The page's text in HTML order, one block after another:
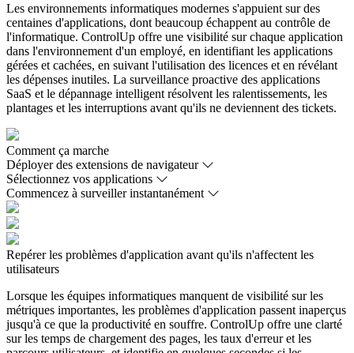
Les environnements informatiques modernes s'appuient sur des
centaines d'applications, dont beaucoup échappent au contrôle de
l'informatique. ControlUp offre une visibilité sur chaque application
dans l'environnement d'un employé, en identifiant les applications
gérées et cachées, en suivant l'utilisation des licences et en révélant
les dépenses inutiles. La surveillance proactive des applications
SaaS et le dépannage intelligent résolvent les ralentissements, les
plantages et les interruptions avant qu'ils ne deviennent des tickets.
Comment ça marche
Déployer des extensions de navigateur
Sélectionnez vos applications
Commencez à surveiller instantanément
Repérer les problèmes d'application avant qu'ils n'affectent les
utilisateurs
Lorsque les équipes informatiques manquent de visibilité sur les
métriques importantes, les problèmes d'application passent inaperçus
jusqu'à ce que la productivité en souffre. ControlUp offre une clarté
sur les temps de chargement des pages, les taux d'erreur et les